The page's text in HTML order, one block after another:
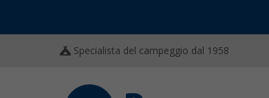
Specialista del campeggio dal 1958